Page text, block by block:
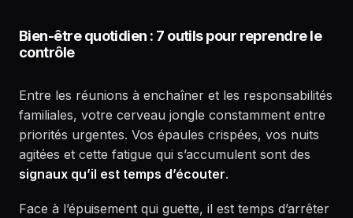
Bien-être quotidien : 7 outils pour reprendre le
contrôle
Entre les réunions à enchaîner et les responsabilités
familiales, votre cerveau jongle constamment entre
priorités urgentes. Vos épaules crispées, vos nuits
agitées et cette fatigue qui s’accumulent sont des
signaux qu’il est temps d’écouter.
Face à l’épuisement qui guette, il est temps d’arrêter